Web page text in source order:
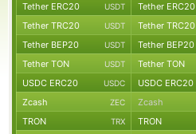
Tether ERC20 USDT Tether ERC20
Tether TRC20 USDT Tether TRC20
Tether BEP20 USDT Tether BEP20
Tether TON USDT Tether TON
USDC ERC20 USDC USDC ERC20
Zcash ZEC Zcash
TRON TRX TRON